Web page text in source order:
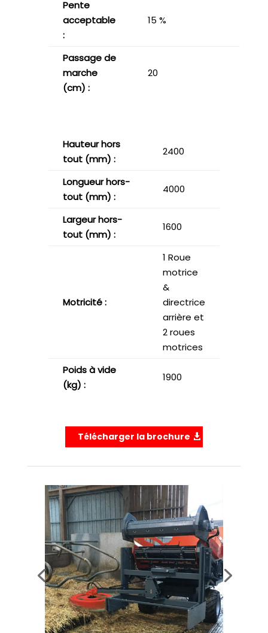
Pente
acceptable
:
15 %
Passage de
marche
(cm) :
20
Hauteur hors
tout (mm) :
2400
Longueur hors-
tout (mm) :
4000
Largeur hors-
tout (mm) :
1600
Motricité :
1 Roue
motrice
&
directrice
arrière et
2 roues
motrices
Poids à vide
(kg) :
1900
Télécharger la brochure